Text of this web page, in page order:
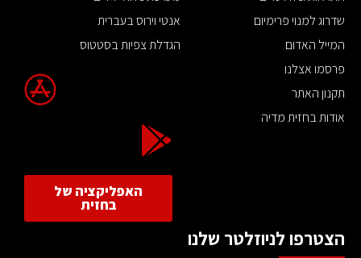
שדרוג למנוי פרימיום
המייל האדום
פרסמו אצלנו
תקנון האתר
אודות בחזית מדיה
אנטי וירוס בעברית
הגדלת צפיות בסטטוס
האפליקציה של
בחזית
הצטרפו לניוזלטר שלנו